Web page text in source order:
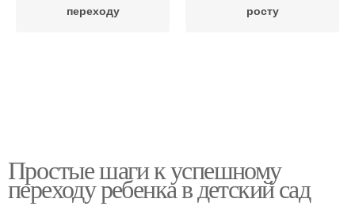
переходу
росту
Простые шаги к успешному
переходу ребенка в детский сад